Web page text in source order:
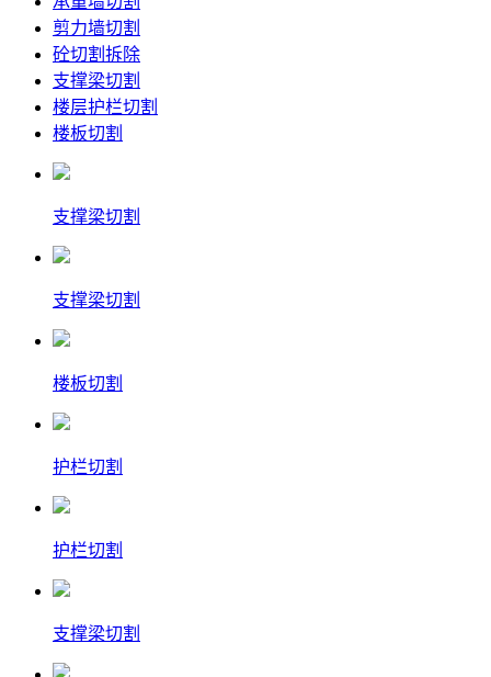
剪力墙切割
砼切割拆除
支撑梁切割
楼层护栏切割
楼板切割
支撑梁切割
支撑梁切割
楼板切割
护栏切割
护栏切割
支撑梁切割